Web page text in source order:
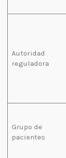
Autoridad
reguladora
Grupo de
pacientes